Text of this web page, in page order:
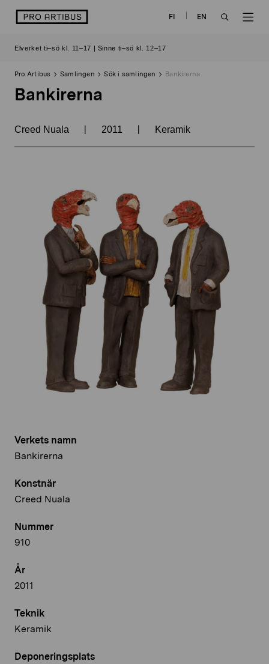
logo FI
EN
Elverket ti–sö kl. 11–17 | Sinne ti–sö kl. 12–17
Pro Artibus Samlingen Sök i samlingen Bankirerna
Bankirerna
Creed Nuala | 2011 | Keramik
Verkets namn
Bankirerna
Konstnär
Creed Nuala
Nummer
910
År
2011
Teknik
Keramik
Deponeringsplats